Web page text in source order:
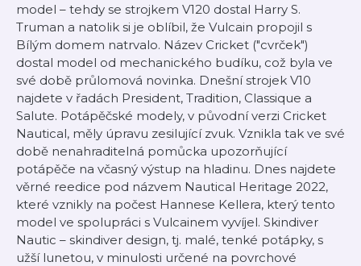
model – tehdy se strojkem V120 dostal Harry S.
Truman a natolik si je oblíbil, že Vulcain propojil s
Bílým domem natrvalo. Název Cricket ("cvrček")
dostal model od mechanického budíku, což byla ve
své době průlomová novinka. Dnešní strojek V10
najdete v řadách President, Tradition, Classique a
Salute. Potápěčské modely, v původní verzi Cricket
Nautical, měly úpravu zesilující zvuk. Vznikla tak ve své
době nenahraditelná pomůcka upozorňující
potápěče na včasný výstup na hladinu. Dnes najdete
věrné reedice pod názvem Nautical Heritage 2022,
které vznikly na počest Hannese Kellera, který tento
model ve spolupráci s Vulcainem vyvíjel. Skindiver
Nautic – skindiver design, tj. malé, tenké potápky, s
užší lunetou, v minulosti určené na povrchové